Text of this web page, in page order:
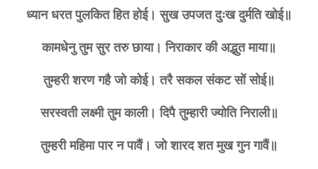
ध्यान धरत पुलकित हित होई। सुख उपजत दुःख दुर्मति खोई॥
कामधेनु तुम सुर तरु छाया। निराकार की अद्भुत माया॥
तुम्हरी शरण गहै जो कोई। तरै सकल संकट सों सोई॥
सरस्वती लक्ष्मी तुम काली। दिपै तुम्हारी ज्योति निराली॥
तुम्हरी महिमा पार न पावैं। जो शारद शत मुख गुन गावैं॥